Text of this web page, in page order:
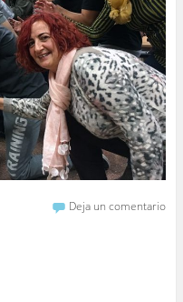
Deja un comentario